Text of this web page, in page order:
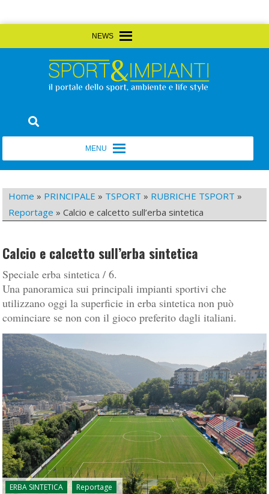
to
Sport&Impianti
Home » PRINCIPALE » TSPORT » RUBRICHE TSPORT »
Reportage »Calcio e calcetto sull’erba sintetica
Calcio e calcetto sull’erba sintetica
Speciale erba sintetica / 6.
Una panoramica sui principali impianti sportivi che
utilizzano oggi la superficie in erba sintetica non può
cominciare se non con il gioco preferito dagli italiani.
ERBA SINTETICA Reportage